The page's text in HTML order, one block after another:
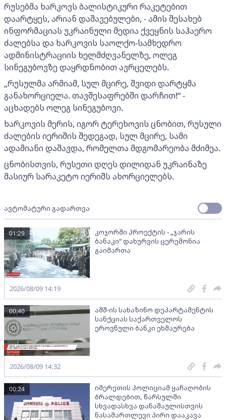
რუსებმა ხარკოვს ბალისტიკური რაკეტებით
დაარტყეს, არიან დაშავებულები, - ამის შესახებ
ინფორმაციას უკრაინული მედია ქვეყნის საჰაერო
ძალებსა და ხარკოვის საოლქო-სამხედრო
ადმინისტრაციის ხელმძღვანელზე, ოლეგ
სინეგუბოვზე დაყრდნობით ავრცელებს.
„რუსულმა არმიამ, სულ მცირე, შვიდი დარტყმა
განახორციელა. თავშესაფრებში დარჩით!“ -
აცხადებს ოლეგ სინეგუბოვი.
ხარკოვის მერის, იგორ ტერეხოვის ცნობით, რუსული
ძალების იერიშის შედეგად, სულ მცირე, სამი
ადამიანი დაშავდა, რომელთა მდგომარეობა მძიმეა.
ცნობისთვის, რუსეთი დღეს დილიდან უკრაინაზე
მასიურ სარაკეტო იერიშს ახორციელებს.
ავტომატური გადართვა
კოჯორში პროექტის - „ჯარის
ბანაკი“ დახურვის ცერემონია
გაიმართა
01:29
2026/08/09 14:19
აშშ-ის სახაზინო დეპარტამენტის
სანქციას საქართველოს
ეროვნული ბანკი ეხმაურება
00:40
2026/08/09 14:32
იმერეთის პოლიციამ ყაჩაღობის
ბრალდებით, წარსულში
სხვადასხვა დანაშაულისთვის
ნასამართლევი პირი დააკავა
00:24